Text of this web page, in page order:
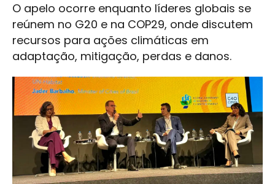
O apelo ocorre enquanto líderes globais se
reúnem no G20 e na COP29, onde discutem
recursos para ações climáticas em
adaptação, mitigação, perdas e danos.